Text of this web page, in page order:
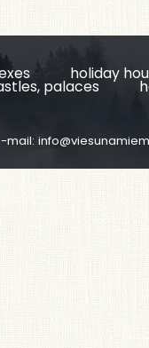
holiday
palaces
mail: